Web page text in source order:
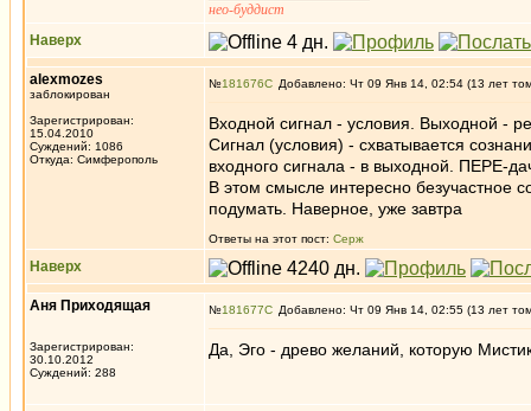
нео-буддист
Наверх
alexmozes
заблокирован
Зарегистрирован:
15.04.2010
Суждений: 1086
Откуда: Симферополь
№181676 Добавлено: Чт 09 Янв 14, 02:54 (13 лет
Входной сигнал - условия. Выходной -
Сигнал (условия) - схватывается
входного сигнала - в выходной. ПЕРЕ-
В этом смысле интересно безучастное
подумать. Наверное, уже завтра
Ответы на этот пост: Серж
Наверх
Аня Приходящая
Зарегистрирован:
30.10.2012
Суждений: 288
№181677 Добавлено: Чт 09 Янв 14, 02:55 (13 лет
Да, Эго - древо желаний, которую